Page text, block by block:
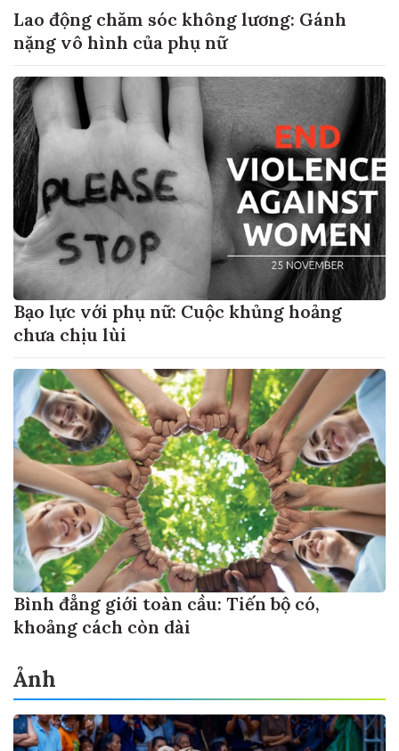
Lao động chăm sóc không lương: Gánh
nặng vô hình của phụ nữ
Bạo lực với phụ nữ: Cuộc khủng hoảng
chưa chịu lùi
Bình đẳng giới toàn cầu: Tiến bộ có,
khoảng cách còn dài
Ảnh